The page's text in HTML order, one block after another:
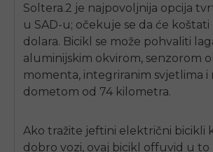
Soltera.2 je najpovoljnija opcija
u SAD-u; očekuje se da će koštati
dolara. Bicikl se može pohvaliti
aluminijskim okvirom, senzorom
momenta, integriranim svjetlima i
dometom od 74 kilometra.
Ako tražite jeftini električni bicikli
dobro vozi, ovaj bicikl offuvid u to